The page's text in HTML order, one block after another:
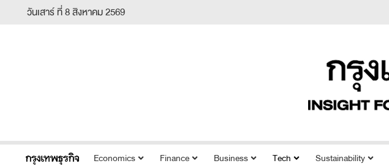
วันเสาร์ ที่ 8 สิงหาคม 2569
Economics Finance Business Tech Sustainability